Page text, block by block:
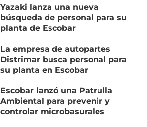
Yazaki lanza una nueva
búsqueda de personal para su
planta de Escobar
La empresa de autopartes
Distrimar busca personal para
su planta en Escobar
Escobar lanzó una Patrulla
Ambiental para prevenir y
controlar microbasurales